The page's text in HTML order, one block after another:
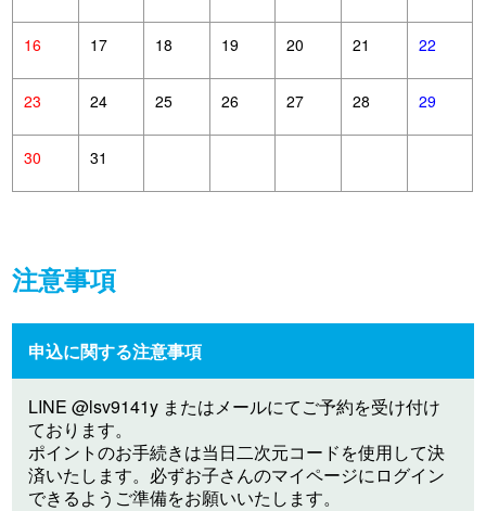
16 17 18 19 20 21 22
23 24 25 26 27 28 29
30 31
注意事項
申込に関する注意事項
LINE @lsv9141y またはメールにてご予約を受け付け
ております。
ポイントのお手続きは当日二次元コードを使用して決
済いたします。必ずお子さんのマイページにログイン
できるようご準備をお願いいたします。